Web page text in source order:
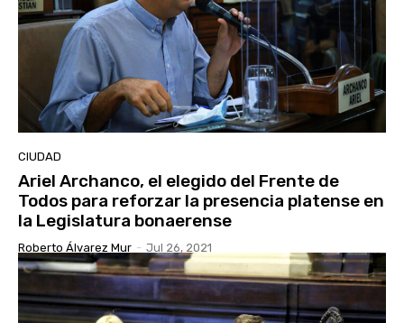
CIUDAD
Ariel Archanco, el elegido del Frente de
Todos para reforzar la presencia platense en
la Legislatura bonaerense
Roberto Álvarez Mur - Jul 26, 2021